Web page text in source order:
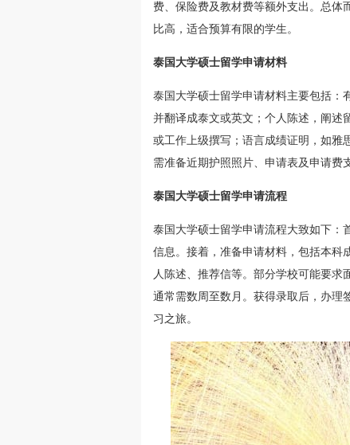
费、保险费及教材费等额外支出。总体
比高，适合预算有限的学生。
泰国大学硕士留学申请材料
泰国大学硕士留学申请材料主要包括：
并翻译成泰文或英文；个人陈述，阐述
或工作上级撰写；语言成绩证明，如雅
需准备近期护照照片、申请表及申请费
泰国大学硕士留学申请流程
泰国大学硕士留学申请流程大致如下：
信息。接着，准备申请材料，包括本科
人陈述、推荐信等。部分学校可能要求
通常需数周至数月。获得录取后，办理
习之旅。